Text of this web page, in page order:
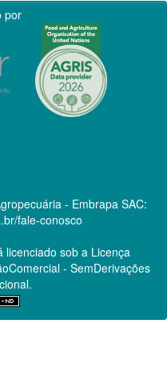
por
- Embrapa SAC:
fale-conosco
sob a Licença
- SemDerivações